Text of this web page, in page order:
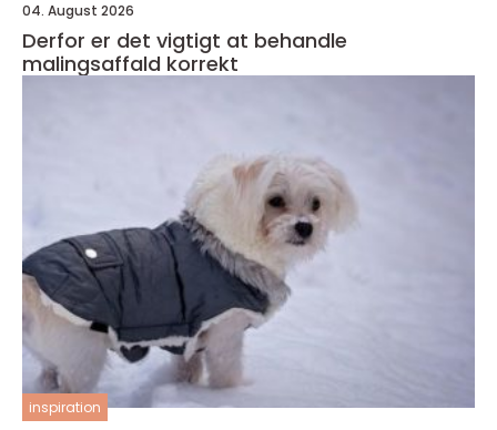
04. August 2026
Derfor er det vigtigt at behandle
malingsaffald korrekt
inspiration